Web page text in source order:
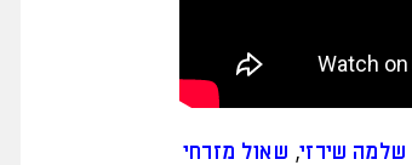
שלמה שירזי, שאול מזרחי